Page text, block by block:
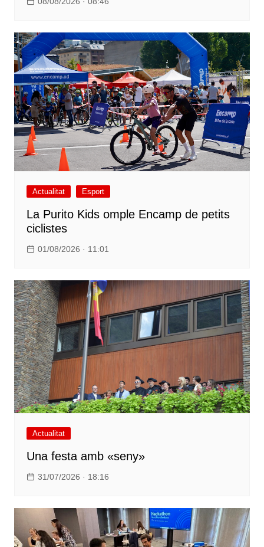
Actualitat Esport
La Purito Kids omple Encamp de petits
ciclistes
01/08/2026 · 11:01
Actualitat
Una festa amb «seny»
31/07/2026 · 18:16